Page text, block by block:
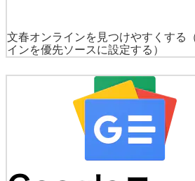
文春オンラインを見つけやすくする
インを優先ソースに設定する）